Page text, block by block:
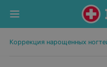
Коррекция нарощенных